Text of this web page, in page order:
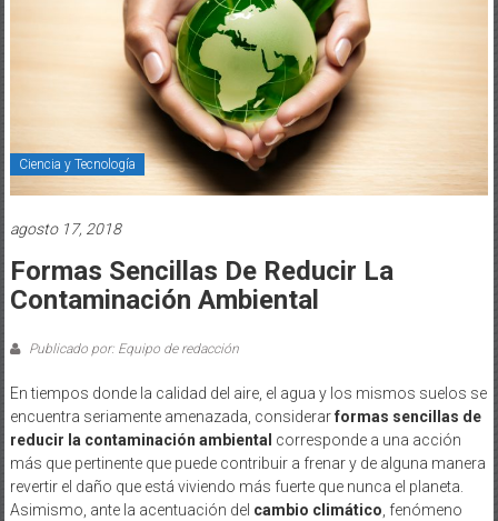
Ciencia y Tecnología
agosto 17, 2018
Formas Sencillas De Reducir La
Contaminación Ambiental
Publicado por: Equipo de redacción
En tiempos donde la calidad del aire, el agua y los mismos suelos se
encuentra seriamente amenazada, considerarformas sencillas de
reducir la contaminación ambiental corresponde a una acción
más que pertinente que puede contribuir a frenar y de alguna manera
revertir el daño que está viviendo más fuerte que nunca el planeta.
Asimismo, ante la acentuación del cambio climático , fenómeno